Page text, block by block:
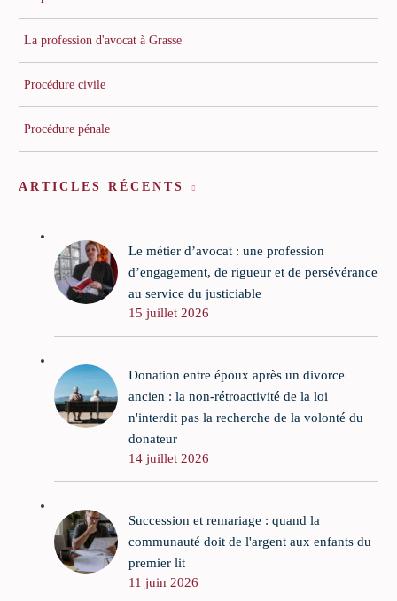
La profession d'avocat à Grasse
Procédure civile
Procédure pénale
ARTICLES RÉCENTS
Le métier d’avocat : une profession
d’engagement, de rigueur et de persévérance
au service du justiciable
15 juillet 2026
Donation entre époux après un divorce
ancien : la non-rétroactivité de la loi
n'interdit pas la recherche de la volonté du
donateur
14 juillet 2026
Succession et remariage : quand la
communauté doit de l'argent aux enfants du
premier lit
11 juin 2026